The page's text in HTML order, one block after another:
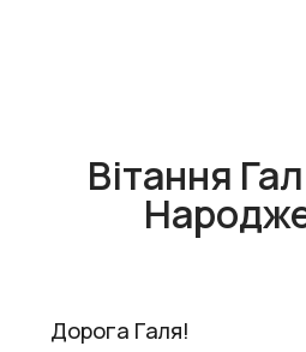
Вітання
Дорога Галя!